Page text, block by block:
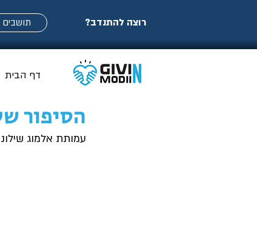
תושבים רוצה להתנדב?
דף הבית
הסיפור
עמותת אלמוג שילוני, בית